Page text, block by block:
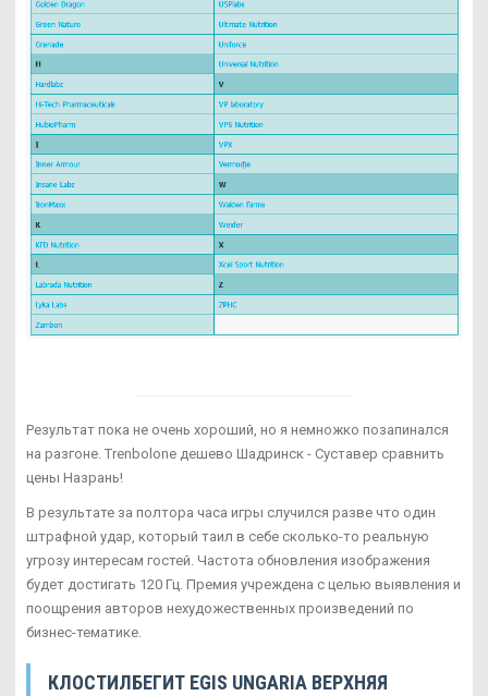
Результат пока не очень хороший, но я немножко позапинался
на разгоне. Trenbolone дешево Шадринск - Суставер сравнить
цены Назрань!
В результате за полтора часа игры случился разве что один
штрафной удар, который таил в себе сколько-то реальную
угрозу интересам гостей. Частота обновления изображения
будет достигать 120 Гц. Премия учреждена с целью выявления и
поощрения авторов нехудожественных произведений по
бизнес-тематике.
КЛОСТИЛБЕГИТ EGIS UNGARIA ВЕРХНЯЯ